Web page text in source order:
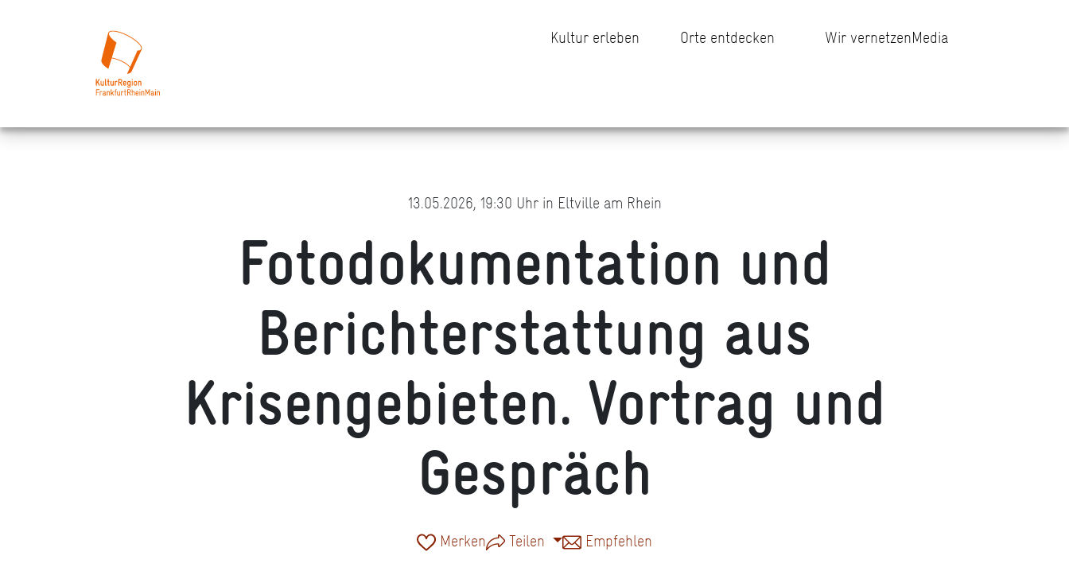
Kultur erleben Orte entdecken Wir vernetzenMedia
13.05.2026, 19:30 Uhr in Eltville am Rhein
Fotodokumentation und
Berichterstattung aus
Krisengebieten. Vortrag und
Gespräch
Merken Teilen Empfehlen